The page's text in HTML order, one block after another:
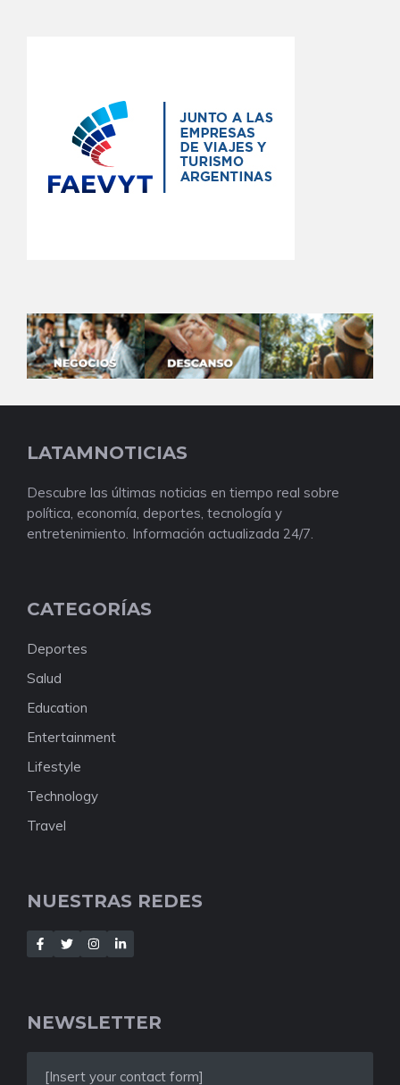
LATAMNOTICIAS
Descubre las últimas noticias en tiempo real sobre
política, economía, deportes, tecnología y
entretenimiento. Información actualizada 24/7.
CATEGORÍAS
Deportes
Salud
Education
Entertainment
Lifestyle
Technology
Travel
NUESTRAS REDES
NEWSLETTER
[Insert your contact form]